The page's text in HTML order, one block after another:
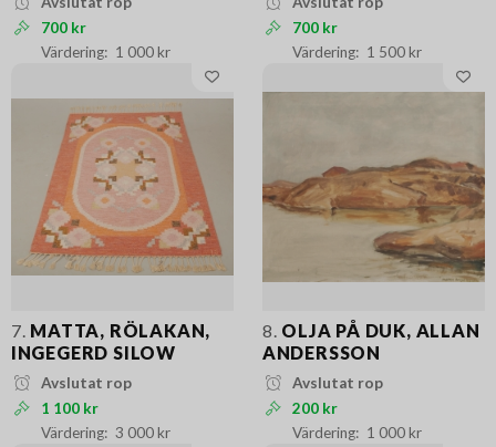
700 kr
1 000 kr
700 kr
1 500 kr
7. MATTA, RÖLAKAN,
INGEGERD SILOW
Avslutat rop
1 100 kr
3 000 kr
8. OLJA PÅ DUK, ALLAN
ANDERSSON
Avslutat rop
200 kr
1 000 kr